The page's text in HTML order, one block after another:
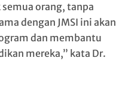
orang, tanpa
dengan JMSI ini akan
dan membantu
mereka,” kata Dr.